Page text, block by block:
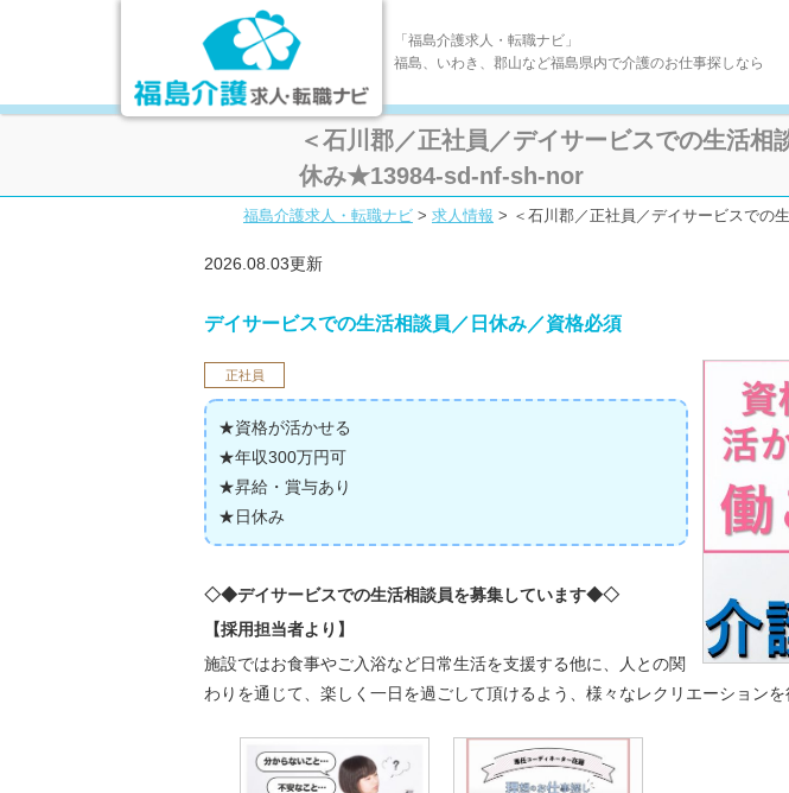
「福島介護求人・転職ナビ」
福島、いわき、郡山など福島県内で介護のお仕事探しなら
＜石川郡／正社員／デイサービスでの生活
休み★13984-sd-nf-sh-nor
福島介護求人・転職ナビ > 求人情報 > ＜石川郡／正社員／デイサービスで
2026.08.03更新
デイサービスでの生活相談員／日休み／資格必須
正社員
★資格が活かせる
★年収300万円可
★昇給・賞与あり
★日休み
◇◆デイサービスでの生活相談員を募集しています◆◇
【採用担当者より】
施設ではお食事やご入浴など日常生活を支援する他に、人との関
わりを通じて、楽しく一日を過ごして頂けるよう、様々なレクリエーション